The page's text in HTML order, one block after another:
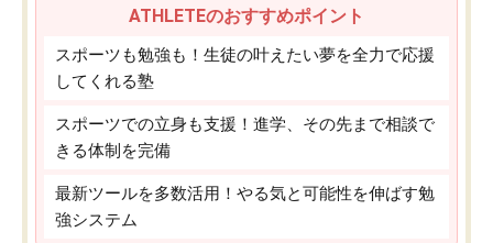
ATHLETEのおすすめポイント
スポーツも勉強も！生徒の叶えたい夢を全力で応援
してくれる塾
スポーツでの立身も支援！進学、その先まで相談で
きる体制を完備
最新ツールを多数活用！やる気と可能性を伸ばす勉
強システム